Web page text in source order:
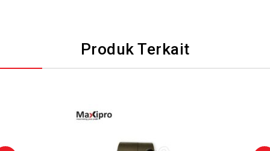
Produk Terkait